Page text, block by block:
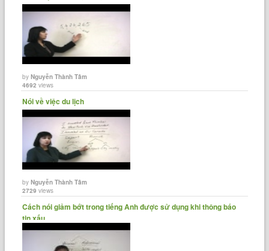
byNguyễn Thành Tâm
4692 views
Nói về việc du lịch
byNguyễn Thành Tâm
2729 views
Cách nói giảm bớt trong tiếng Anh được sử dụng khi thông báo
tin xấu